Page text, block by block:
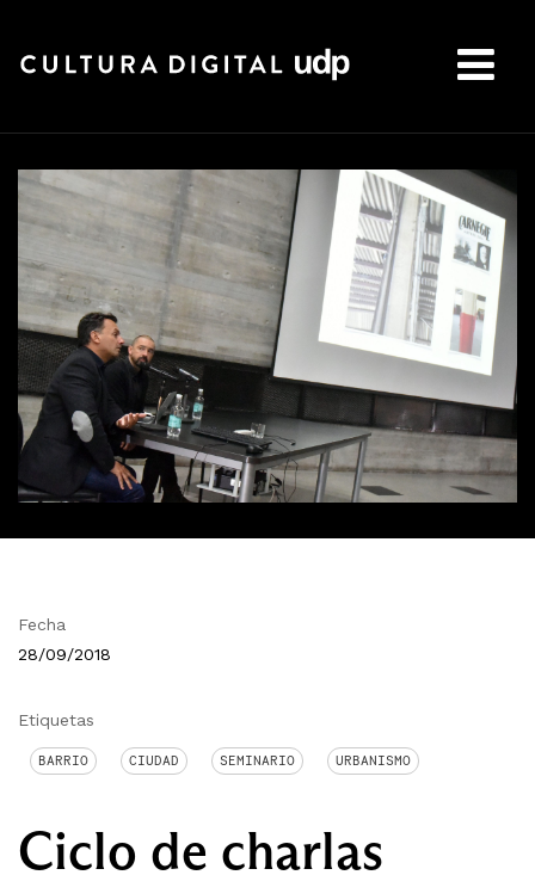
Fecha
28/09/2018
Etiquetas
BARRIO CIUDAD SEMINARIO URBANISMO
Ciclo de charlas